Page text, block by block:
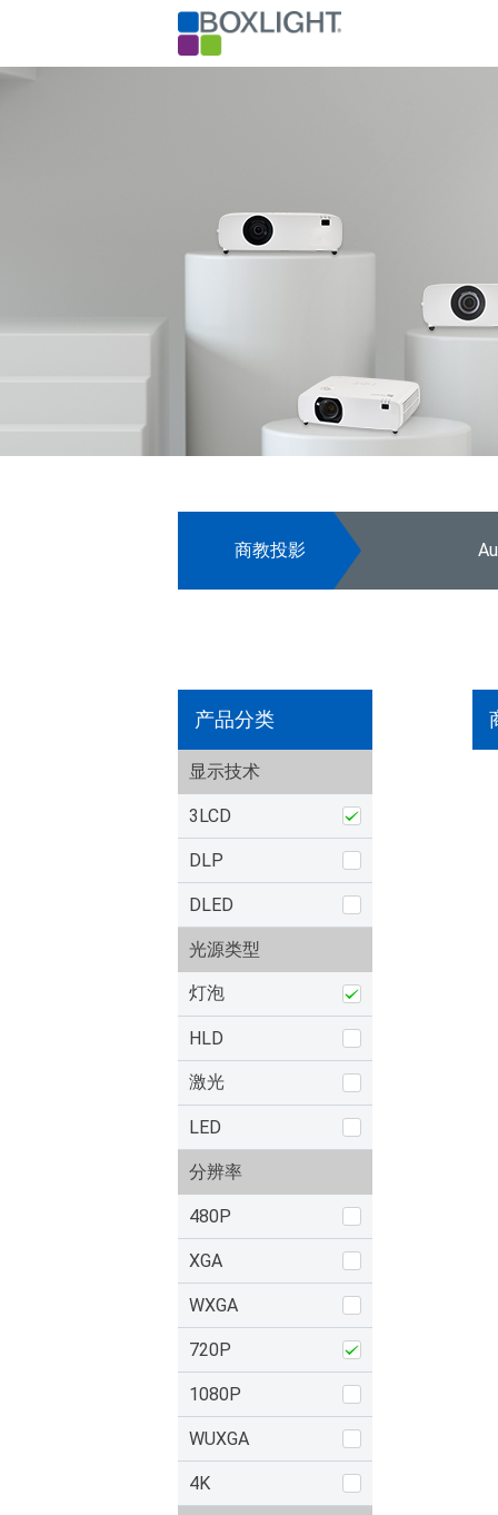
商教投影
产品分类
显示技术
3LCD
DLP
DLED
光源类型
灯泡
HLD
激光
LED
分辨率
480P
XGA
WXGA
720P
1080P
WUXGA
4K